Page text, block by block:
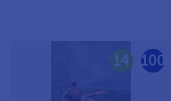
100
14